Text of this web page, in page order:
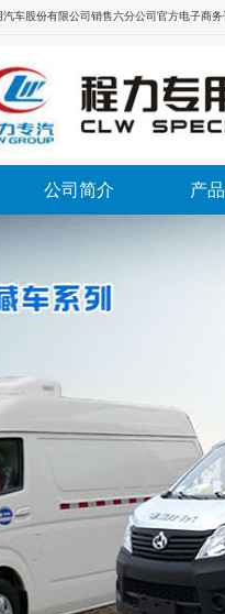
汽车股份有限公司销售六分公司官方电子商务
公司简介 产